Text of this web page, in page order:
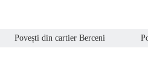
Povești din cartier Berceni